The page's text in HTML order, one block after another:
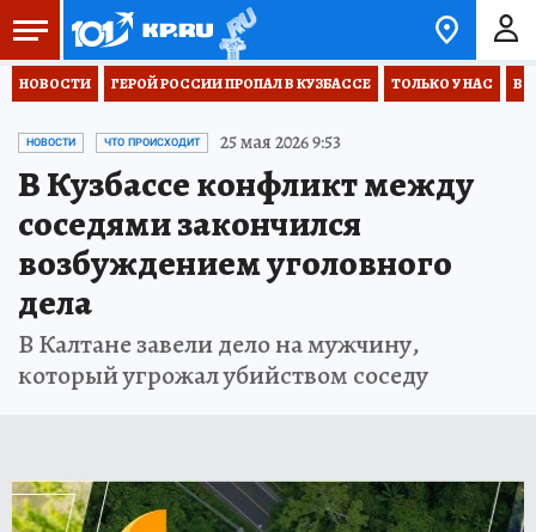
НОВОСТИ ГЕРОЙ РОССИИ ПРОПАЛ В КУЗБАССЕ ТОЛЬКО У НАС
НОВОСТИ ЧТО ПРОИСХОДИТ 25 мая 2026 9:53
В Кузбассе конфликт между
соседями закончился
возбуждением уголовного
дела
В Калтане завели дело на мужчину,
который угрожал убийством соседу